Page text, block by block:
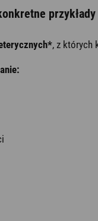
przykłady
, z których